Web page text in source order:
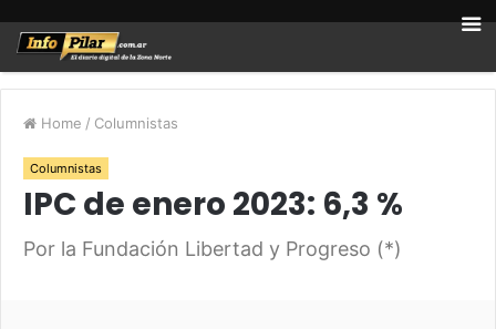
Home / Columnistas
Columnistas
IPC de enero 2023: 6,3 %
Por la Fundación Libertad y Progreso (*)